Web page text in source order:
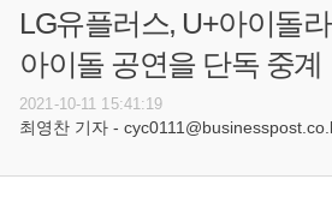
LG유플러스, U+아이돌
아이돌 공연을 단독 중계
2021-10-11 15:41:19
최영찬 기자 -